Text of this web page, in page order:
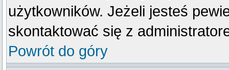
użytkowników. Jeżeli jesteś
skontaktować się z
Powrót do góry